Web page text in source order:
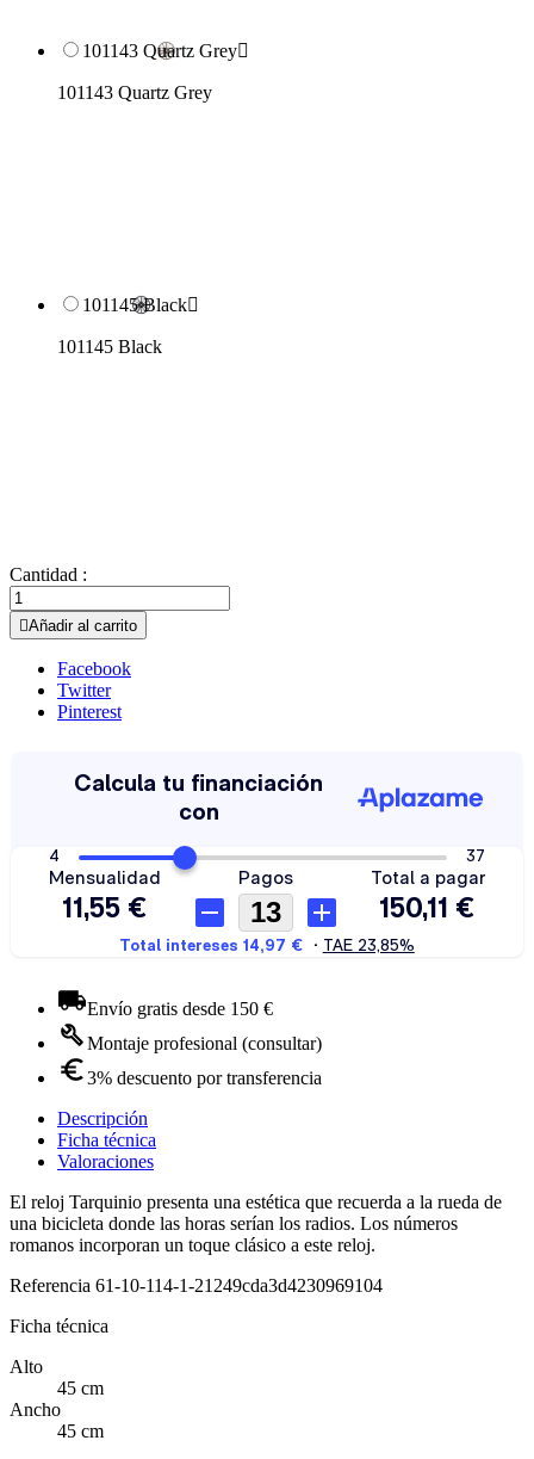
101143 Quartz Grey
101143 Quartz Grey
101145 Black
101145 Black
Cantidad :
Añadir al carrito
Facebook
Twitter
Pinterest
Envío gratis desde 150 €
Montaje profesional (consultar)
3% descuento por transferencia
Descripción
Ficha técnica
Valoraciones
El reloj Tarquinio presenta una estética que recuerda a la rueda de
una bicicleta donde las horas serían los radios. Los números
romanos incorporan un toque clásico a este reloj.
Referencia 61-10-114-1-21249cda3d4230969104
Ficha técnica
Alto
45 cm
Ancho
45 cm